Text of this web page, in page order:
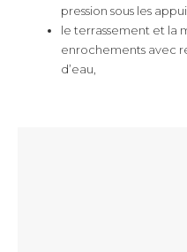
pression sous les
le terrassement et la
enrochements avec
d’eau,